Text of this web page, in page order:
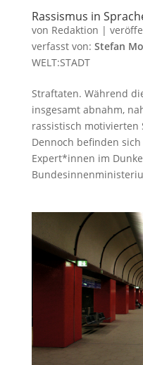
Rassismus in
von Redaktion |
verfasst von: Stefan
WELT:STADT
Straftaten. Während
insgesamt abnahm,
rassistisch motivierten
Dennoch befinden
Expert*innen im